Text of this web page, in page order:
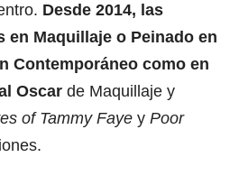
Desde 2014, las
en Maquillaje o Peinado en
Contemporáneo como en
Oscar de Maquillaje y
of Tammy Faye y Poor